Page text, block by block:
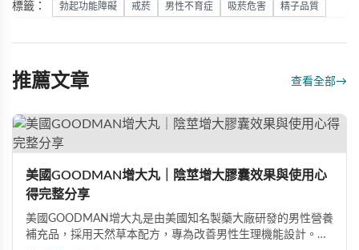
標籤： 勃起功能障礙 戒菸 男性不育症 吸菸危害 精子品質
推薦文章 查看全部→
美國GOODMAN增大丸｜陰莖增大膠囊效果與使用心
得完整分享
美國GOODMAN增大丸是由美國知名製藥大廠研發的男性營養
補充品，採用天然草本配方，專為改善男性生理機能設計。根